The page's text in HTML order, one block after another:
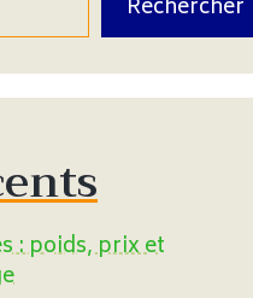
Rechercher
: poids, prix et